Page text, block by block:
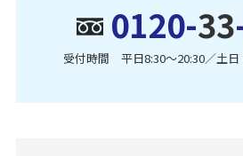
0120-33
受付時間 平日8:30〜20:30／土日